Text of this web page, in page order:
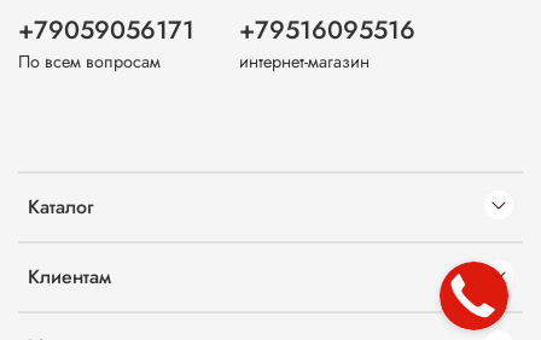
Каталог
Клиентам
+79059056171
По всем вопросам
+79516095516
интернет-магазин